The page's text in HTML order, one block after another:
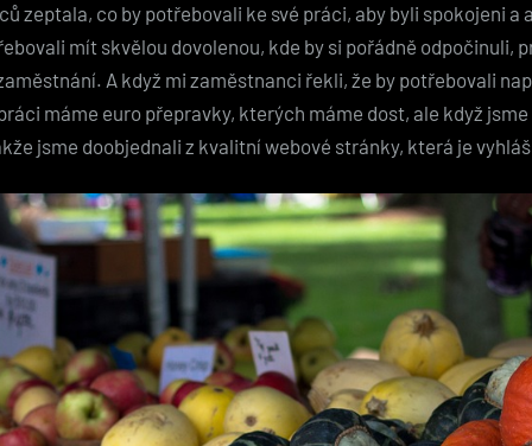
zeptala, co by potřebovali ke své práci, aby byli spokojeni a
mít skvělou dovolenou, kde by si pořádně odpočinuli,
A když mi zaměstnanci řekli, že by potřebovali
máme euro přepravky, kterých máme dost, ale když
jsme doobjednali z kvalitní webové stránky, která je